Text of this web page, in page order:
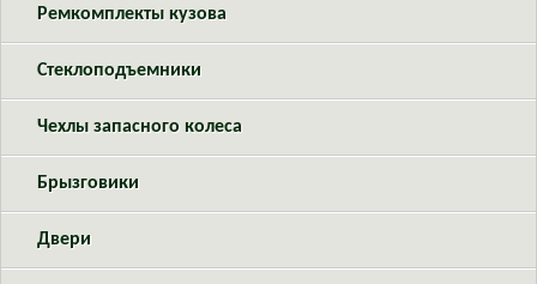
Ремкомплекты кузова
Стеклоподъемники
Чехлы запасного колеса
Брызговики
Двери